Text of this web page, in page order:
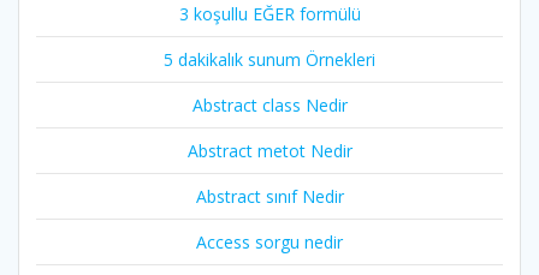
3 koşullu EĞER formülü
5 dakikalık sunum Örnekleri
Abstract class Nedir
Abstract metot Nedir
Abstract sınıf Nedir
Access sorgu nedir